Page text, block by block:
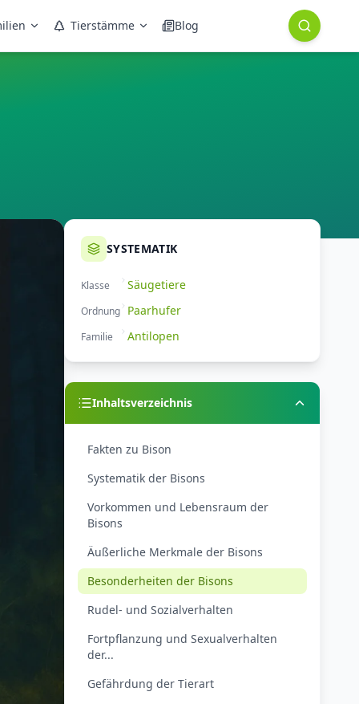
Tierstämme Blog
SYSTEMATIK
Klasse Säugetiere
Ordnung Paarhufer
Familie Antilopen
Inhaltsverzeichnis
Fakten zu Bison
Systematik der Bisons
Vorkommen und Lebensraum der
Bisons
Äußerliche Merkmale der Bisons
Besonderheiten der Bisons
Rudel- und Sozialverhalten
Fortpflanzung und Sexualverhalten
der...
Gefährdung der Tierart